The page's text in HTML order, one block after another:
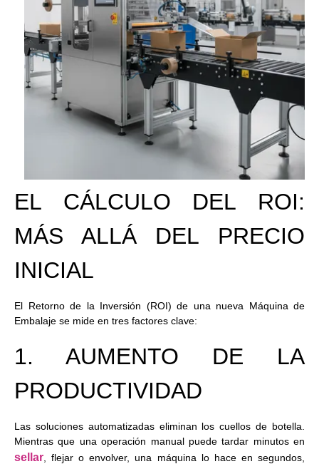
EL CÁLCULO DEL ROI:
MÁS ALLÁ DEL PRECIO
INICIAL
El Retorno de la Inversión (ROI) de una nueva Máquina de
Embalaje se mide en tres factores clave:
1. AUMENTO DE LA
PRODUCTIVIDAD
Las soluciones automatizadas eliminan los cuellos de botella.
Mientras que una operación manual puede tardar minutos en
sellar , flejar o envolver, una máquina lo hace en segundos,